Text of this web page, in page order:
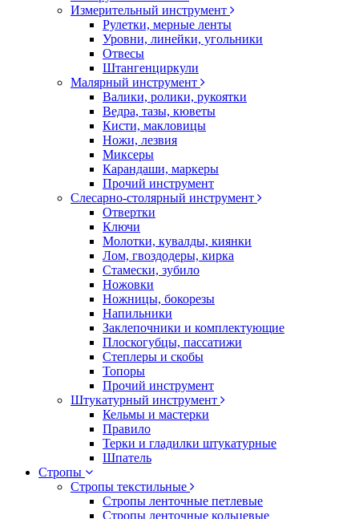
Измерительный инструмент
Рулетки, мерные ленты
Уровни, линейки, угольники
Отвесы
Штангенциркули
Малярный инструмент
Валики, ролики, рукоятки
Ведра, тазы, кюветы
Кисти, макловицы
Ножи, лезвия
Миксеры
Карандаши, маркеры
Прочий инструмент
Слесарно-столярный инструмент
Отвертки
Ключи
Молотки, кувалды, киянки
Лом, гвоздодеры, кирка
Стамески, зубило
Ножовки
Ножницы, бокорезы
Напильники
Заклепочники и комплектующие
Плоскогубцы, пассатижи
Степлеры и скобы
Топоры
Прочий инструмент
Штукатурный инструмент
Кельмы и мастерки
Правило
Терки и гладилки штукатурные
Шпатель
Стропы
Стропы текстильные
Стропы ленточные петлевые
Стропы ленточные кольцевые